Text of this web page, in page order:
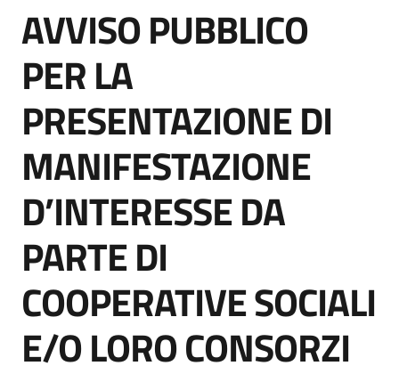
acquisto
Supporto
Piattaforme
telematiche
English
site
Salta al contenuto
AVVISO PUBBLICO
PER LA
PRESENTAZIONE DI
MANIFESTAZIONE
D’INTERESSE DA
PARTE DI
COOPERATIVE SOCIALI
E/O LORO CONSORZI